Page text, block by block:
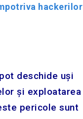
hackerilor
deschide uși
și exploatarea
pericole sunt